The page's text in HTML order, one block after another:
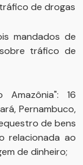
de drogas
mandados de
tráfico de
Amazônia": 16
Pernambuco,
de bens
relacionada ao
de dinheiro;